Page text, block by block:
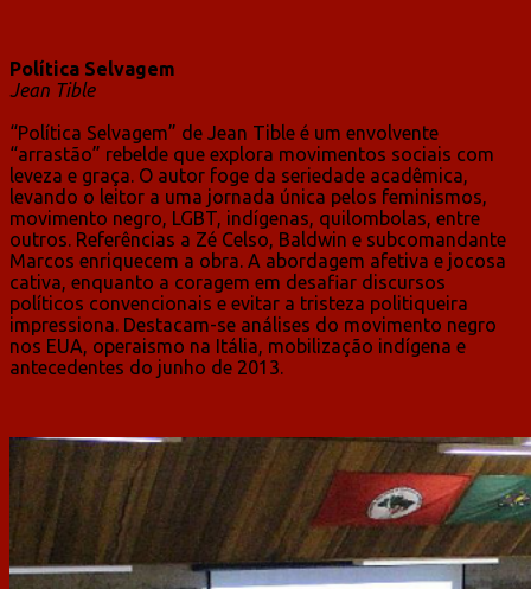
Política Selvagem
Jean Tible
“Política Selvagem” de Jean Tible é um envolvente
“arrastão” rebelde que explora movimentos sociais com
leveza e graça. O autor foge da seriedade acadêmica,
levando o leitor a uma jornada única pelos feminismos,
movimento negro, LGBT, indígenas, quilombolas, entre
outros. Referências a Zé Celso, Baldwin e subcomandante
Marcos enriquecem a obra. A abordagem afetiva e jocosa
cativa, enquanto a coragem em desafiar discursos
políticos convencionais e evitar a tristeza politiqueira
impressiona. Destacam-se análises do movimento negro
nos EUA, operaismo na Itália, mobilização indígena e
antecedentes do junho de 2013.